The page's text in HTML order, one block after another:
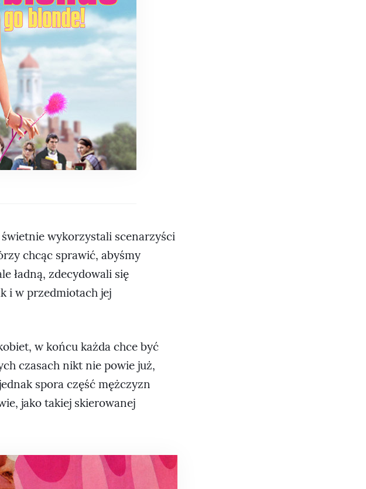
wykorzystali scenarzyści
chcąc sprawić, abyśmy
ładną, zdecydowali się
i w przedmiotach jej
w końcu każda chce być
czasach nikt nie powie już,
spora część mężczyzn
jako takiej skierowanej